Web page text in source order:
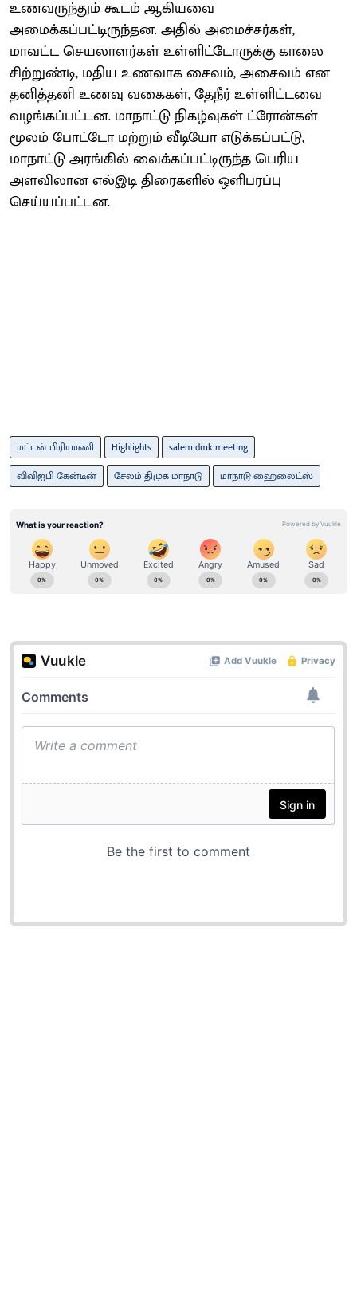
உணவருந்தும் கூடம் ஆகியவை
அமைக்கப்பட்டிருந்தன. அதில் அமைச்சர்கள்,
மாவட்ட செயலாளர்கள் உள்ளிட்டோருக்கு காலை
சிற்றுண்டி, மதிய உணவாக சைவம், அசைவம் என
தனித்தனி உணவு வகைகள், தேநீர் உள்ளிட்டவை
வழங்கப்பட்டன. மாநாட்டு நிகழ்வுகள் ட்ரோன்கள்
மூலம் போட்டோ மற்றும் வீடியோ எடுக்கப்பட்டு,
மாநாட்டு அரங்கில் வைக்கப்பட்டிருந்த பெரிய
அளவிலான எல்இடி திரைகளில் ஒளிபரப்பு
செய்யப்பட்டன.
மட்டன் பிரியாணி Highlights
salem dmk meeting
விவிஐபி கேன்டீன்
சேலம் திமுக மாநாடு மாநாடு ஹைலைட்ஸ்